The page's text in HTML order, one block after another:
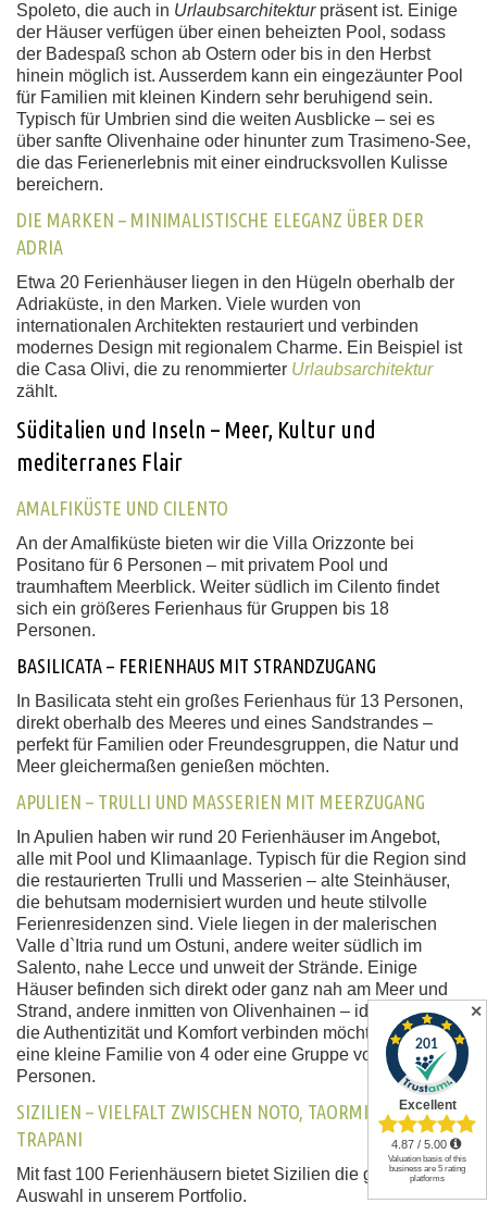
Spoleto, die auch in Urlaubsarchitekturpräsent ist. Einige
der Häuser verfügen über einen beheizten Pool, sodass
der Badespaß schon ab Ostern oder bis in den Herbst
hinein möglich ist. Ausserdem kann ein eingezäunter Pool
für Familien mit kleinen Kindern sehr beruhigend sein.
Typisch für Umbrien sind die weiten Ausblicke – sei es
über sanfte Olivenhaine oder hinunter zum Trasimeno-See,
die das Ferienerlebnis mit einer eindrucksvollen Kulisse
bereichern.
DIE MARKEN – MINIMALISTISCHE ELEGANZ ÜBER DER
ADRIA
Etwa 20 Ferienhäuser liegen in den Hügeln oberhalb der
Adriaküste, in den Marken. Viele wurden von
internationalen Architekten restauriert und verbinden
modernes Design mit regionalem Charme. Ein Beispiel ist
die Casa Olivi, die zu renommierter Urlaubsarchitektur
zählt.
Süditalien und Inseln – Meer, Kultur und
mediterranes Flair
AMALFIKÜSTE UND CILENTO
An der Amalfiküste bieten wir die Villa Orizzonte bei
Positano für 6 Personen – mit privatem Pool und
traumhaftem Meerblick. Weiter südlich im Cilento findet
sich ein größeres Ferienhaus für Gruppen bis 18
Personen.
BASILICATA – FERIENHAUS MIT STRANDZUGANG
In Basilicata steht ein großes Ferienhaus für 13 Personen,
direkt oberhalb des Meeres und eines Sandstrandes –
perfekt für Familien oder Freundesgruppen, die Natur und
Meer gleichermaßen genießen möchten.
APULIEN – TRULLI UND MASSERIEN MIT MEERZUGANG
In Apulien haben wir rund 20 Ferienhäuser im Angebot,
alle mit Pool und Klimaanlage. Typisch für die Region sind
die restaurierten Trulli und Masserien – alte Steinhäuser,
die behutsam modernisiert wurden und heute stilvolle
Ferienresidenzen sind. Viele liegen in der malerischen
Valle d`Itria rund um Ostuni, andere weiter südlich im
Salento, nahe Lecce und unweit der Strände. Einige
Häuser befinden sich direkt oder ganz nah am Meer und
Strand, andere inmitten von Olivenhainen – ideal für Gäste,
die Authentizität und Komfort verbinden möchten, ob für
eine kleine Familie von 4 oder eine Gruppe von 20
Personen.
SIZILIEN – VIELFALT ZWISCHEN NOTO, TAORMINA UND
TRAPANI
Mit fast 100 Ferienhäusern bietet Sizilien die größte
Auswahl in unserem Portfolio.
✕